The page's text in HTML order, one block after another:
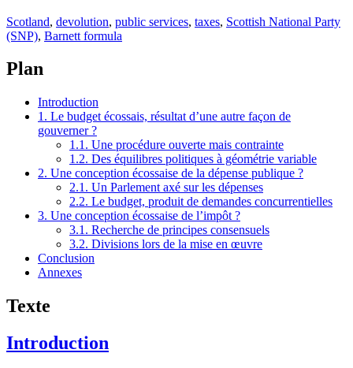
Scotland, devolution, public services, taxes, Scottish National Party
(SNP), Barnett formula
Plan
Introduction
1. Le budget écossais, résultat d’une autre façon de
gouverner ?
1.1. Une procédure ouverte mais contrainte
1.2. Des équilibres politiques à géométrie variable
2. Une conception écossaise de la dépense publique ?
2.1. Un Parlement axé sur les dépenses
2.2. Le budget, produit de demandes concurrentielles
3. Une conception écossaise de l’impôt ?
3.1. Recherche de principes consensuels
3.2. Divisions lors de la mise en œuvre
Conclusion
Annexes
Texte
Introduction